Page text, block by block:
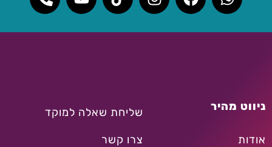
ניווט מהיר
אודות
שליחת שאלה למוקד
צרו קשר